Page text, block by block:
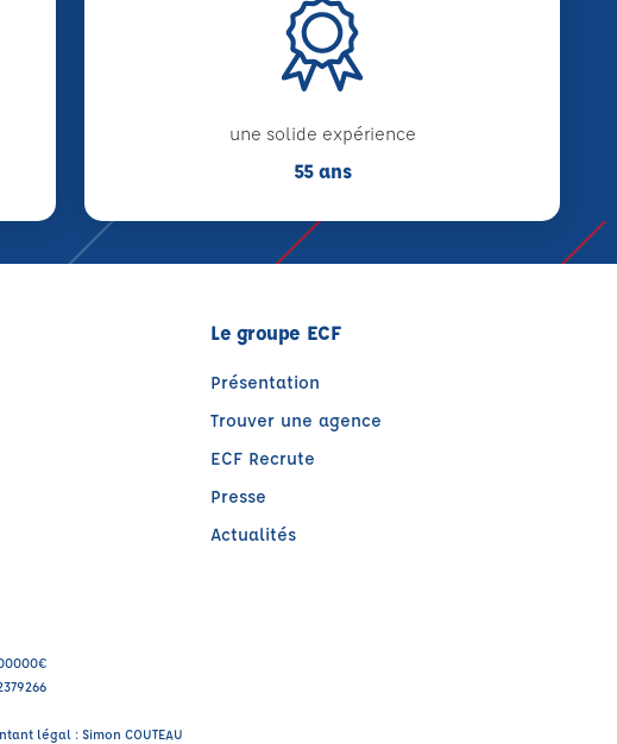
une solide expérience
55 ans
Le groupe ECF
Présentation
Trouver une agence
ECF Recrute
Presse
Actualités
fenêtre)
légal : Simon COUTEAU